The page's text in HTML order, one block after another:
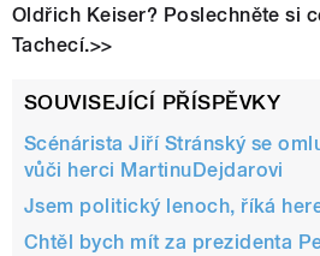
Oldřich Keiser? Poslechněte si
Tachecí.>>
SOUVISEJÍCÍ PŘÍSPĚVKY
Scénárista Jiří Stránský se
vůči herci MartinuDejdarovi
Jsem politický lenoch, říká
Chtěl bych mít za prezidenta